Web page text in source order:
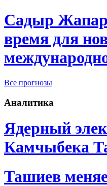
Садыр
время для
Все прогнозы
Аналитика
Ядерный
Камчыбека
Ташиев